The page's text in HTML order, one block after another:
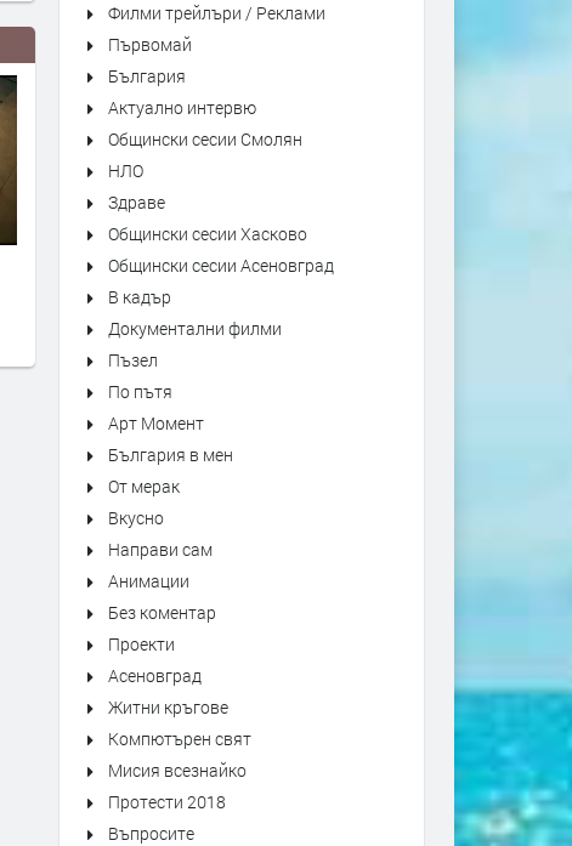
Kiss - Forever
Филми трейлъри / Реклами
Първомай
България
Актуално интервю
Общински сесии Смолян
НЛО
Здраве
Общински сесии Хасково
Общински сесии Асеновград
В кадър
Документални филми
Пъзел
По пътя
Арт Момент
България в мен
От мерак
Вкусно
Направи сам
Анимации
Без коментар
Проекти
Асеновград
Житни кръгове
Компютърен свят
Мисия всезнайко
Протести 2018
Въпросите